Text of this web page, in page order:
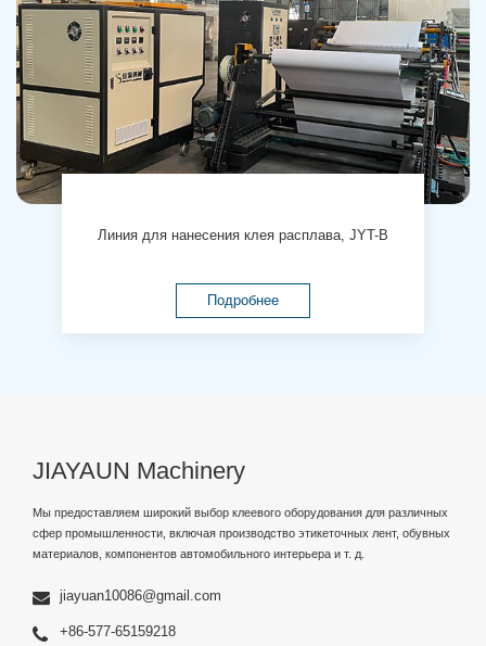
Линия для нанесения клея расплава, JYT-B
Подробнее
JIAYAUN Machinery
Мы предоставляем широкий выбор клеевого оборудования для различных
сфер промышленности, включая производство этикеточных лент, обувных
материалов, компонентов автомобильного интерьера и т. д.
jiayuan10086@gmail.com
+86-577-65159218